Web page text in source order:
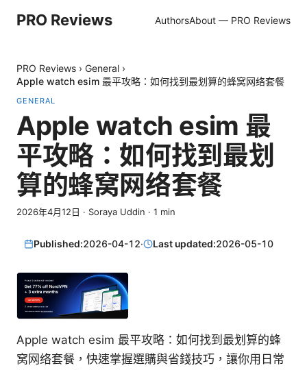
PRO Reviews AuthorsAbout — PRO Reviews
PRO Reviews › General ›
Apple watch esim 最平攻略：如何找到最划算的蜂窝网络套餐
GENERAL
Apple watch esim 最
平攻略：如何找到最划
算的蜂窝网络套餐
2026年4月12日 · Soraya Uddin · 1 min
Published:2026-04-12· Last updated:2026-05-10
Apple watch esim 最平攻略：如何找到最划算的蜂
窝网络套餐，快速掌握選購與省錢技巧，讓你用日常